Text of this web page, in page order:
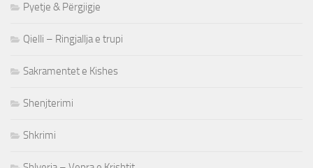
Pyetje & Përgjigje
Qielli – Ringjallja e trupi
Sakramentet e Kishes
Shenjterimi
Shkrimi